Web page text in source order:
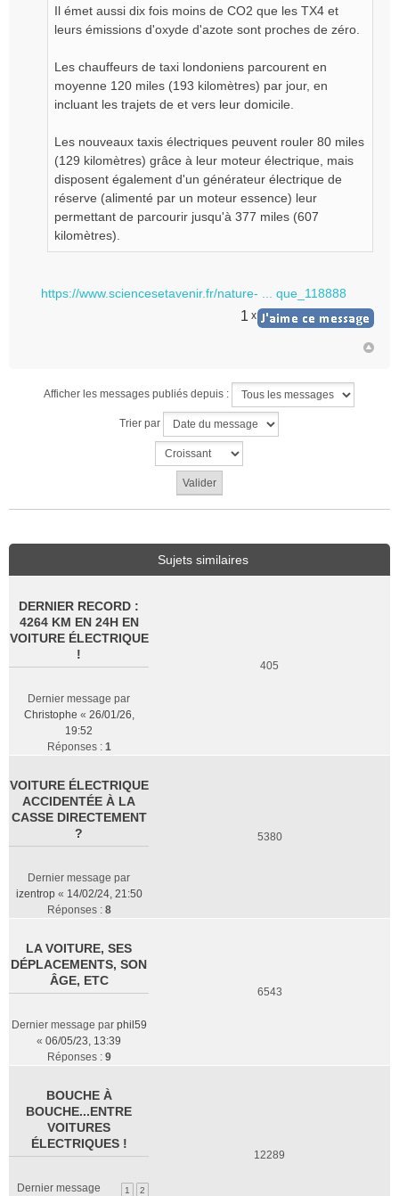
Il émet aussi dix fois moins de CO2 que les TX4 et
leurs émissions d'oxyde d'azote sont proches de zéro.
Les chauffeurs de taxi londoniens parcourent en
moyenne 120 miles (193 kilomètres) par jour, en
incluant les trajets de et vers leur domicile.
Les nouveaux taxis électriques peuvent rouler 80 miles
(129 kilomètres) grâce à leur moteur électrique, mais
disposent également d'un générateur électrique de
réserve (alimenté par un moteur essence) leur
permettant de parcourir jusqu'à 377 miles (607
kilomètres).
https://www.sciencesetavenir.fr/nature- ... que_118888
1 x
Afficher les messages publiés depuis :
Trier par
Sujets similaires
DERNIER RECORD :
4264 KM EN 24H EN
VOITURE ÉLECTRIQUE
!
Dernier message par
Christophe « 26/01/26,
19:52
Réponses : 1
405
VOITURE ÉLECTRIQUE
ACCIDENTÉE À LA
CASSE DIRECTEMENT
?
Dernier message par
izentrop« 14/02/24, 21:50
Réponses : 8
5380
LA VOITURE, SES
DÉPLACEMENTS, SON
ÂGE, ETC
Dernier message par phil59
« 06/05/23, 13:39
Réponses : 9
6543
BOUCHE À
BOUCHE...ENTRE
VOITURES
ÉLECTRIQUES !
1 2
Dernier message
12289